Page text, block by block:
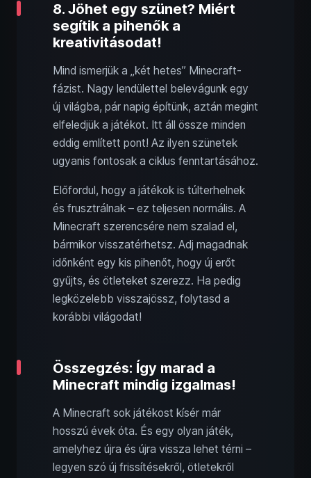
8. Jöhet egy szünet? Miért
segítik a pihenők a
kreativitásodat!
Mind ismerjük a „két hetes” Minecraft-
fázist. Nagy lendülettel belevágunk egy
új világba, pár napig építünk, aztán megint
elfeledjük a játékot. Itt áll össze minden
eddig említett pont! Az ilyen szünetek
ugyanis fontosak a ciklus fenntartásához.
Előfordul, hogy a játékok is túlterhelnek
és frusztrálnak – ez teljesen normális. A
Minecraft szerencsére nem szalad el,
bármikor visszatérhetsz. Adj magadnak
időnként egy kis pihenőt, hogy új erőt
gyűjts, és ötleteket szerezz. Ha pedig
legközelebb visszajössz, folytasd a
korábbi világodat!
Összegzés: Így marad a
Minecraft mindig izgalmas!
A Minecraft sok játékost kísér már
hosszú évek óta. És egy olyan játék,
amelyhez újra és újra vissza lehet térni –
legyen szó új frissítésekről, ötletekről